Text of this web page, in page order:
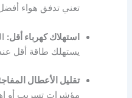
تعني تدفق هواء
استهلاك كهرباء أقل:
يستهلك طاقة أقل
تقليل الأعطال
مؤشرات تسريب أو